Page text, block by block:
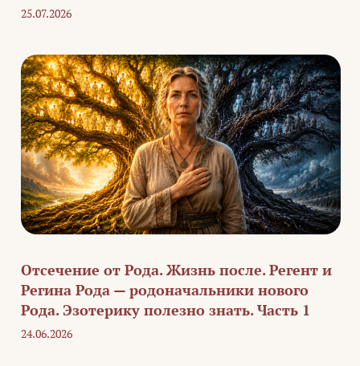
25.07.2026
Отсечение от Рода. Жизнь после. Регент и
Регина Рода — родоначальники нового
Рода. Эзотерику полезно знать. Часть 1
24.06.2026